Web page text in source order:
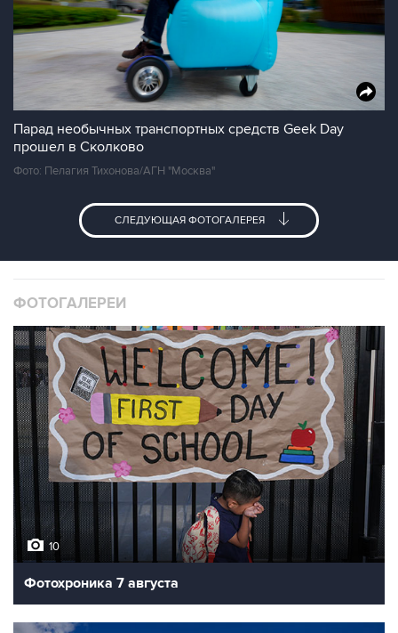
Парад необычных транспортных средств Geek Day
прошел в Сколково
Фото: Пелагия Тихонова/АГН "Москва"
СЛЕДУЮЩАЯ ФОТОГАЛЕРЕЯ
ФОТОГАЛЕРЕИ
10
Фотохроника 7 августа